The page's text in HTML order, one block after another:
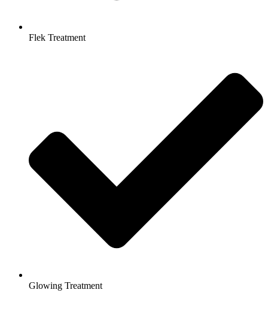
Flek Treatment
Glowing Treatment